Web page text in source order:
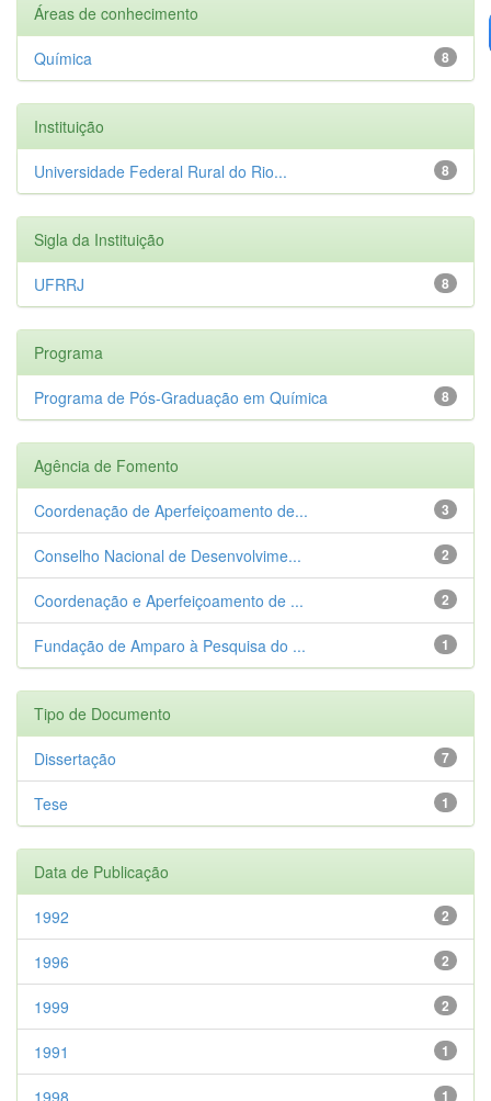
Áreas de conhecimento
8
Química
Instituição
8
Universidade Federal Rural do Rio...
Sigla da Instituição
8
UFRRJ
Programa
8
Programa de Pós-Graduação em Química
Agência de Fomento
3
Coordenação de Aperfeiçoamento de...
2
Conselho Nacional de Desenvolvime...
2
Coordenação e Aperfeiçoamento de ...
1
Fundação de Amparo à Pesquisa do ...
Tipo de Documento
7
Dissertação
1
Tese
Data de Publicação
2
1992
2
1996
2
1999
1
1991
1
1998